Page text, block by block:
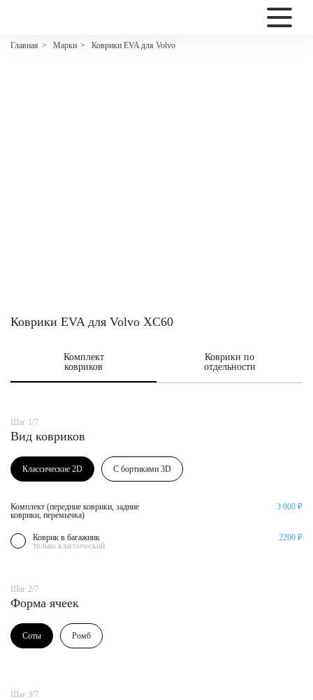
Главная > Марки > Коврики EVA для Volvo
2200
Коврики EVA для Volvo XC60
Комплект
ковриков
Коврики по
отдельности
Шаг 1/7
Вид ковриков
Классические 2D С бортиками 3D
Комплект (передние коврики, задние
коврики, перемычка)
3 000 ₽
Коврик в багажник
только классический
2200 ₽
Шаг 2/7
Форма ячеек
Соты Ромб
Шаг 3/7